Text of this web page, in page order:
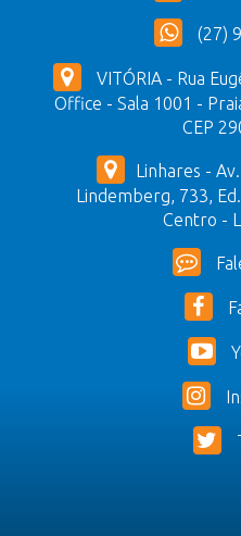
(27)
VITÓRIA - Rua
Office - Sala 1001 -
CEP
Linhares -
Lindemberg, 733,
Centro -